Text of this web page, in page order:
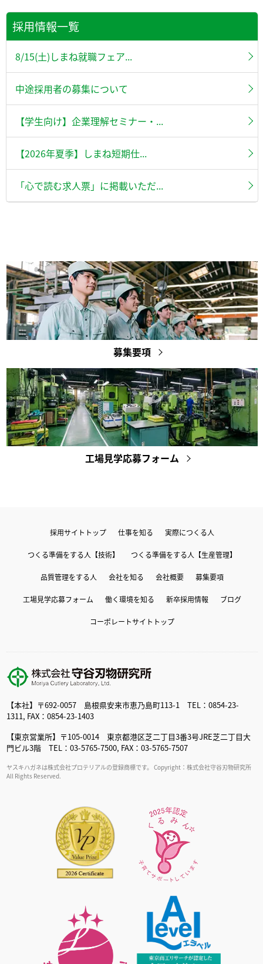
採用情報一覧
8/15(土)しまね就職フェア...
中途採用者の募集について
【学生向け】企業理解セミナー・...
【2026年夏季】しまね短期仕...
「心で読む求人票」に掲載いただ...
募集要項
工場見学応募フォーム
採用サイトトップ 仕事を知る 実際につくる人
つくる準備をする人【技術】 つくる準備をする人【生産管理】
品質管理をする人 会社を知る 会社概要 募集要項
工場見学応募フォーム 働く環境を知る 新卒採用情報 ブログ
コーポレートサイトトップ
【本社】〒692-0057 島根県安来市恵乃島町113-1 TEL：0854-23-
1311, FAX：0854-23-1403
【東京営業所】〒105-0014 東京都港区芝二丁目3番3号JRE芝二丁目大
門ビル3階 TEL：03-5765-7500, FAX：03-5765-7507
ヤスキハガネは株式会社プロテリアルの登録商標です。 Copyright：株式会社守谷刃物研究所
All Rights Reserved.